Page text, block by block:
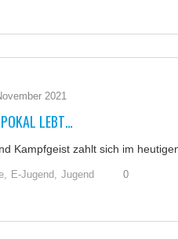
2021
LEBT…
Kampfgeist zahlt sich im
E-Jugend, Jugend 0